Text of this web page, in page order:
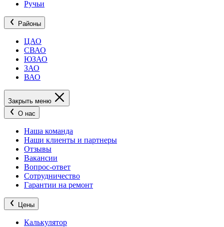
Ручьи
Районы
ЦАО
СВАО
ЮЗАО
ЗАО
ВАО
Закрыть меню
О нас
Наша команда
Наши клиенты и партнеры
Отзывы
Вакансии
Вопрос-ответ
Сотрудничество
Гарантии на ремонт
Цены
Калькулятор